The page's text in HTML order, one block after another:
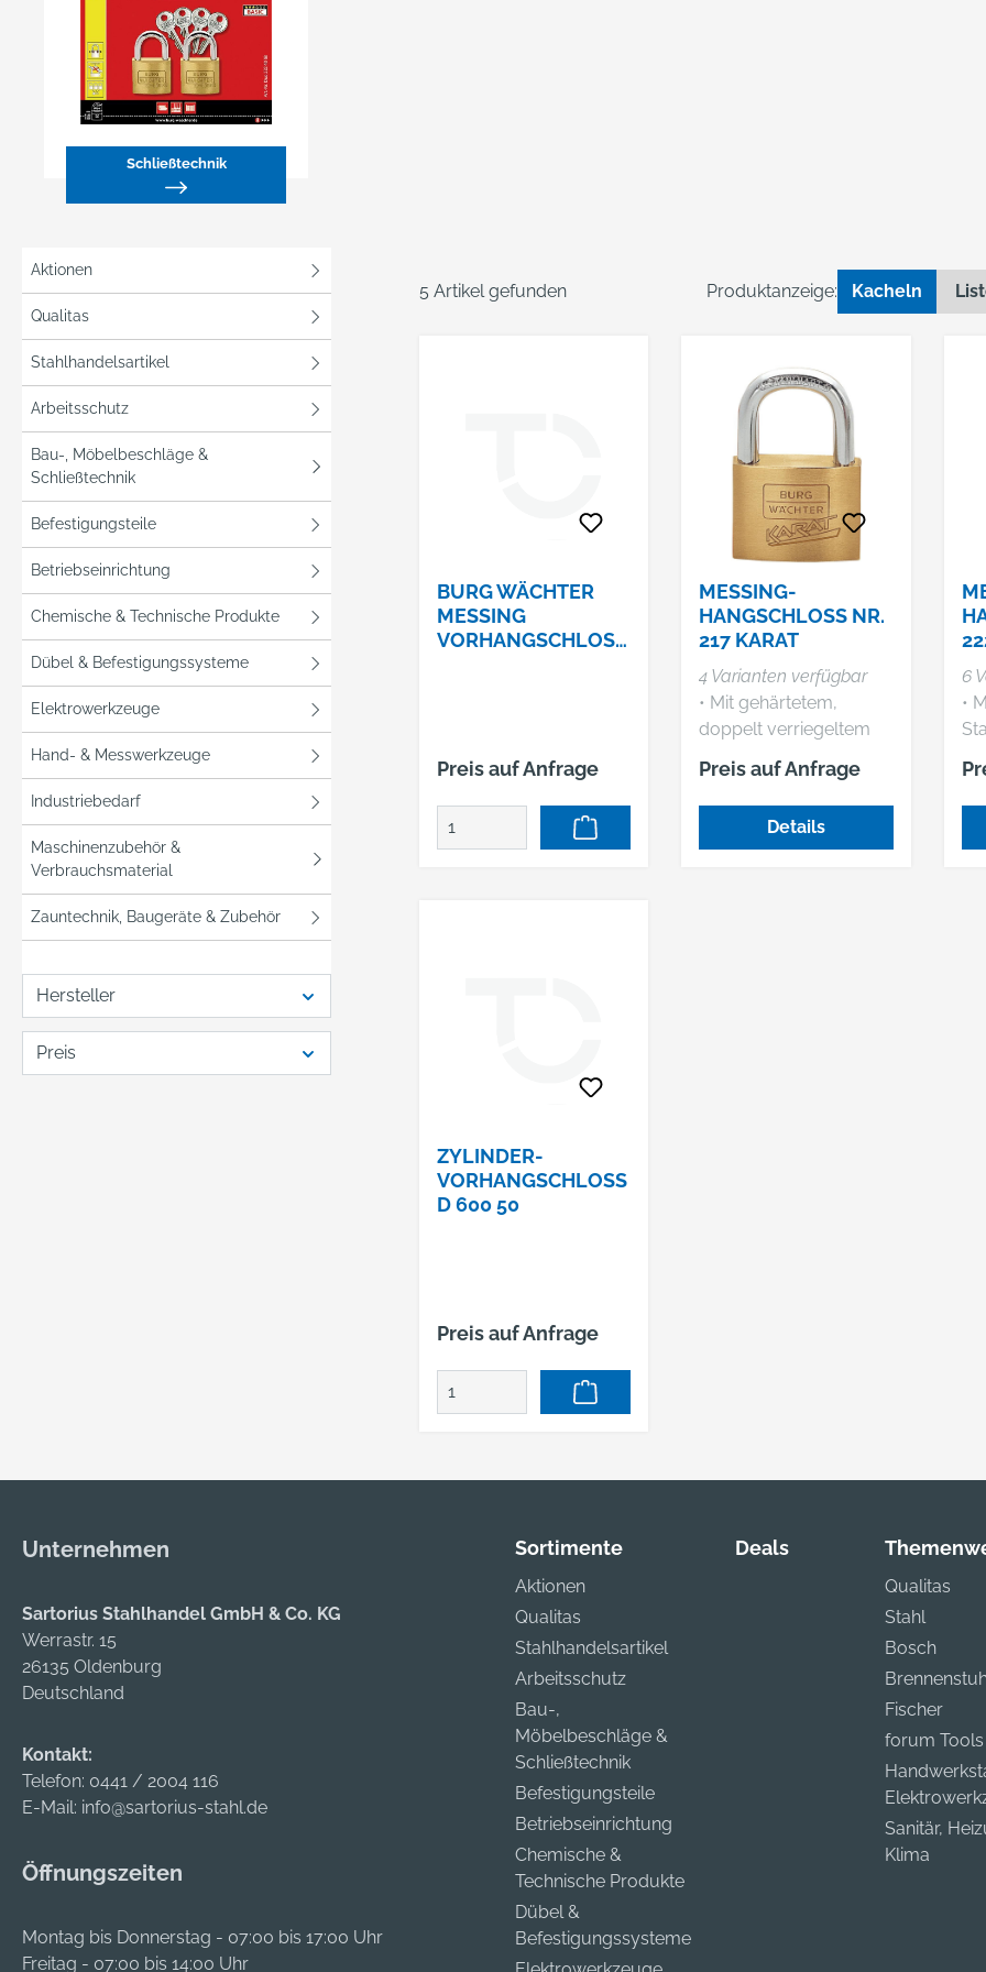
Schließtechnik
Aktionen
Qualitas
Stahlhandelsartikel
Arbeitsschutz
Bau-, Möbelbeschläge &
Schließtechnik
Befestigungsteile
Betriebseinrichtung
Chemische & Technische Produkte
Dübel & Befestigungssysteme
Elektrowerkzeuge
Hand- & Messwerkzeuge
Industriebedarf
Maschinenzubehör &
Verbrauchsmaterial
Zauntechnik, Baugeräte & Zubehör
Hersteller
Preis
5 Artikel gefunden Produktanzeige: Kacheln
BURG WÄCHTER
MESSING
VORHANGSCHLOSS
Preis auf Anfrage
MESSING-
HANGSCHLOSS NR.
217 KARAT
4 Varianten verfügbar
• Mit gehärtetem,
doppelt verriegeltem
Stahlbügel • Verchromt
• Innenwerk rostfrei
Preis auf Anfrage
Details
6
•
ZYLINDER-
VORHANGSCHLOSS
D 600 50
Preis auf Anfrage
Unternehmen
Sartorius Stahlhandel GmbH & Co. KG
Werrastr. 15
26135 Oldenburg
Deutschland
Kontakt:
Telefon: 0441 / 2004 116
E-Mail: info@sartorius-stahl.de
Öffnungszeiten
Montag bis Donnerstag - 07:00 bis 17:00 Uhr
Freitag - 07:00 bis 14:00 Uhr
Sortimente
Aktionen
Qualitas
Stahlhandelsartikel
Arbeitsschutz
Bau-,
Möbelbeschläge &
Schließtechnik
Befestigungsteile
Betriebseinrichtung
Chemische &
Technische Produkte
Dübel &
Befestigungssysteme
Deals
Qualitas
Stahl
Bosch
Fischer
forum Tools
Sanitär,
Klima